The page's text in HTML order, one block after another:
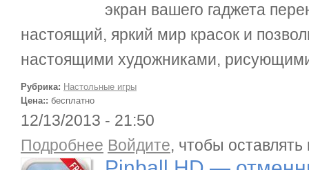
экран вашего гаджета
настоящий, яркий мир красок и
настоящими художниками,
Рубрика: Настольные игры
Цена:: бесплатно
12/13/2013 - 21:50
Подробнее о Pinball HD — отменный пинбол для iPad.
Войдите, чтобы